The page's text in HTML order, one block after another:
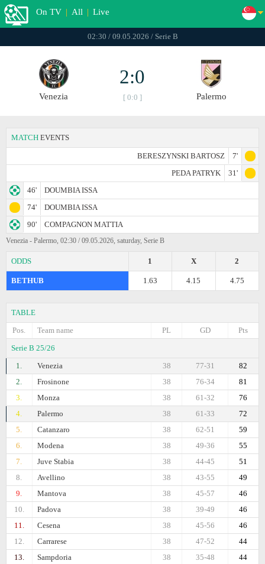
On TV | All | Live
02:30 / 09.05.2026 / Serie B
Venezia
2:0
[ 0:0 ] Palermo
MATCH EVENTS
BERESZYNSKI BARTOSZ
7'
PEDA PATRYK
31'
46'
DOUMBIA ISSA
74'
DOUMBIA ISSA
90'
COMPAGNON MATTIA
Venezia - Palermo, 02:30 / 09.05.2026, saturday, Serie B
ODDS 2
X
1
BETHUB 4.75
4.15
1.63
TABLE
Pos.
Team name Pts
GD
PL
Serie B 25/26
1.
Venezia 82
77-31
38
2.
Frosinone 81
76-34
38
3.
Monza 76
61-32
38
4.
Palermo 72
61-33
38
5.
Catanzaro 59
62-51
38
6.
Modena 55
49-36
38
7.
Juve Stabia 51
44-45
38
8.
Avellino 49
43-55
38
9.
Mantova 46
45-57
38
10.
Padova 46
39-49
38
11.
Cesena 46
45-56
38
12.
Carrarese 44
47-52
38
13.
Sampdoria 44
35-48
38